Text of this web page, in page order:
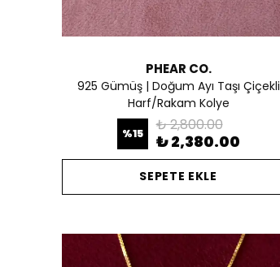
PHEAR CO.
925 Gümüş | Doğum Ayı Taşı Çiçekli
Harf/Rakam Kolye
%15 ₺ 2,800.00
₺ 2,380.00
SEPETE EKLE